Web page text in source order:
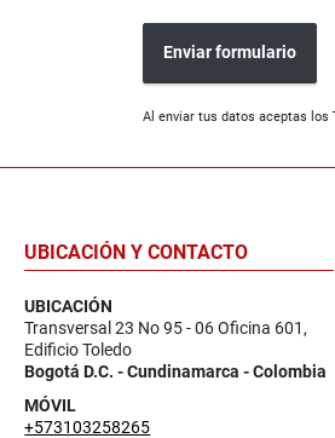
Enviar formulario
Al enviar tus datos aceptas los
UBICACIÓN Y CONTACTO
UBICACIÓN
Transversal 23 No 95 - 06 Oficina 601,
Edificio Toledo
Bogotá D.C. - Cundinamarca - Colombia
MÓVIL
+573103258265